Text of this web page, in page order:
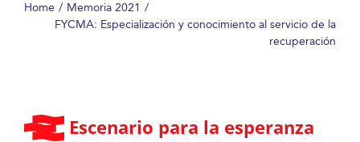
Home
Memoria 2021
FYCMA: Especialización y conocimiento al servicio de la
recuperación
Escenario para la esperanza